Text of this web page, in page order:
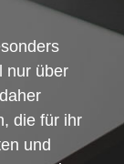
nur über
die für ihr
und